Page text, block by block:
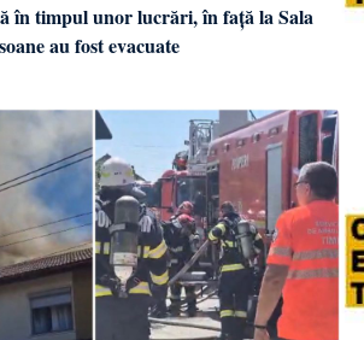
în timpul unor lucrări, în față la Sala
au fost evacuate